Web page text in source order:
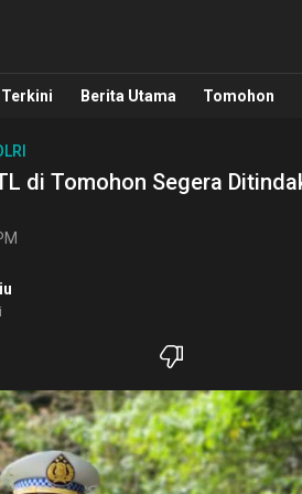
Sulawesi Utara, Kawanua,
Berita Utama Tomohon
di Tomohon Segera